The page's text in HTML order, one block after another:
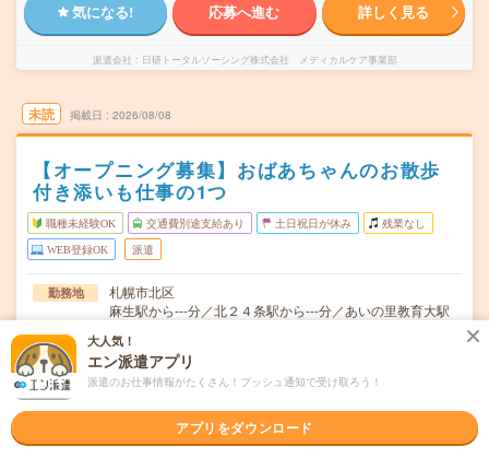
気になる! 応募へ進む 詳しく見る
派遣会社 日研トータルソーシング株式会社 メディカルケア事業部
未読 掲載日 2026/08/08
【オープニング募集】おばあちゃんのお散歩
付き添いも仕事の1つ
職種未経験OK 交通費別途支給あり 土日祝日が休み 残業なし
WEB登録OK 派遣
勤務地
札幌市北区
麻生駅から---分／北２４条駅から---分／あいの里教育大駅
曜日頻度
週2日～OK■曜日固定の相談OK！■希望の曜日があればご
相談ください！
9:00～18:00（休憩60分）■ご希望があれば下記シフトも
OK！早番 7:00～16:00遅番 …
大人気！
エン派遣アプリ
派遣のお仕事情報がたくさん！プッシュ通知で受け取ろう！
アプリをダウンロード